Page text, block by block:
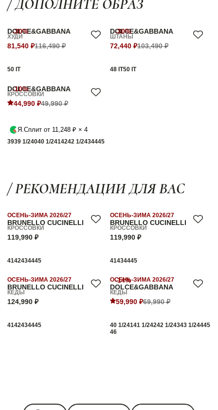
/ ДОПОЛНИТЕ ОБРАЗ
-30%
DOLCE&GABBANA
ХУДИ
81,540 ₽116,490 ₽
50 IT
-30%
DOLCE&GABBANA
ШТАНЫ
72,440 ₽103,490 ₽
48 IT50 IT
-10%
DOLCE&GABBANA
КРОССОВКИ
44,990 ₽49,990 ₽
Я.Сплит от 11,248 ₽ × 4
3939 1/24040 1/2414242 1/2434445
/ РЕКОМЕНДАЦИИ ДЛЯ ВАС
BRUNELLO CUCINELLI
ОСЕНЬ-ЗИМА 2026/27
КРОССОВКИ
119,990 ₽
4142434445
BRUNELLO CUCINELLI
ОСЕНЬ-ЗИМА 2026/27
КРОССОВКИ
119,990 ₽
41434445
BRUNELLO CUCINELLI
ОСЕНЬ-ЗИМА 2026/27
КЕДЫ
124,990 ₽
4142434445
-14%
DOLCE&GABBANA
ОСЕНЬ-ЗИМА 2026/27
КЕДЫ
59,990 ₽69,990 ₽
40 1/24141 1/24242 1/24343 1/24445
46